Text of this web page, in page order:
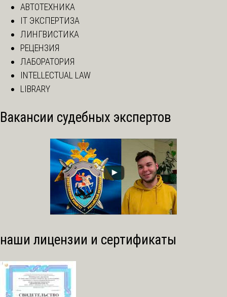
АВТОТЕХНИКА
IT ЭКСПЕРТИЗА
ЛИНГВИСТИКА
РЕЦЕНЗИЯ
ЛАБОРАТОРИЯ
INTELLECTUAL LAW
LIBRARY
Вакансии судебных экспертов
наши лицензии и сертификаты